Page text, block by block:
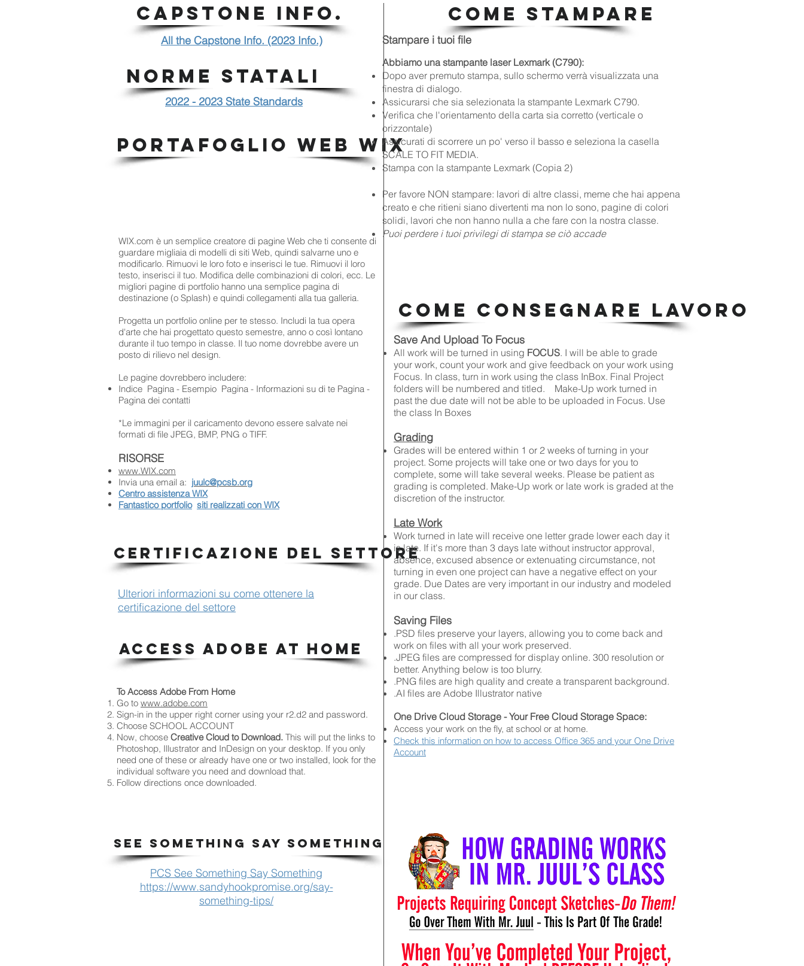
CAPSTONE INFO.
All the Capstone Info. (2023 Info.)
NORME STATALI
2022 - 2023 State Standards
PORTAFOGLIO WEB WIX
WIX.com è un semplice creatore di pagine Web che ti consente di
guardare migliaia di modelli di siti Web, quindi salvarne uno e
modificarlo. Rimuovi le loro foto e inserisci le tue. Rimuovi il loro
testo, inserisci il tuo. Modifica delle combinazioni di colori, ecc. Le
migliori pagine di portfolio hanno una semplice pagina di
destinazione (o Splash) e quindi collegamenti alla tua galleria.
Progetta un portfolio online per te stesso. Includi la tua opera
d'arte che hai progettato questo semestre, anno o così lontano
durante il tuo tempo in classe. Il tuo nome dovrebbe avere un
posto di rilievo nel design.
Le pagine dovrebbero includere:
Indice Pagina - Esempio Pagina - Informazioni su di te Pagina -
Pagina dei contatti
*Le immagini per il caricamento devono essere salvate nei
formati di file JPEG, BMP, PNG o TIFF.
RISORSE
www.WIX.com
Invia una email a: juulc@pcsb.org
Centro assistenza WIX
Fantastico portfolio siti realizzati con WIX
CERTIFICAZIONE DEL SETTORE
Ulteriori informazioni su come ottenere la
certificazione del settore
ACCESS ADOBE AT HOME
To Access Adobe From Home
Go to www.adobe.com
Sign-in in the upper right corner using your r2.d2 and password.
Choose SCHOOL ACCOUNT
Now, choose Creative Cloud to Download. This will put the links to
Photoshop, Illustrator and InDesign on your desktop. If you only
need one of these or already have one or two installed, look for the
individual software you need and download that.
Follow directions once downloaded.
SEE SOMETHING SAY SOMETHING
PCS See Something Say Something
https://www.sandyhookpromise.org/say-
something-tips/
COME STAMPARE
Stampare i tuoi file
Abbiamo una stampante laser Lexmark (C790):
Dopo aver premuto stampa, sullo schermo verrà visualizzata una
finestra di dialogo.
Assicurarsi che sia selezionata la stampante Lexmark C790.
Verifica che l'orientamento della carta sia corretto (verticale o
orizzontale)
Assicurati di scorrere un po' verso il basso e seleziona la casella
SCALE TO FIT MEDIA.
Stampa con la stampante Lexmark (Copia 2)
Per favore NON stampare: lavori di altre classi, meme che hai appena
creato e che ritieni siano divertenti ma non lo sono, pagine di colori
solidi, lavori che non hanno nulla a che fare con la nostra classe.
Puoi perdere i tuoi privilegi di stampa se ciò accade
COME CONSEGNARE LAVORO
Save And Upload To Focus
All work will be turned in using FOCUS. I will be able to grade
your work, count your work and give feedback on your work using
Focus. In class, turn in work using the class InBox. Final Project
folders will be numbered and titled. Make-Up work turned in
past the due date will not be able to be uploaded in Focus. Use
the class In Boxes
Grading
Grades will be entered within 1 or 2 weeks of turning in your
project. Some projects will take one or two days for you to
complete, some will take several weeks. Please be patient as
grading is completed. Make-Up work or late work is graded at the
discretion of the instructor.
Late Work
Work turned in late will receive one letter grade lower each day it
is late. If it's more than 3 days late without instructor approval,
absence, excused absence or extenuating circumstance, not
turning in even one project can have a negative effect on your
grade. Due Dates are very important in our industry and modeled
in our class.
Saving Files
.PSD files preserve your layers, allowing you to come back and
work on files with all your work preserved.
.JPEG files are compressed for display online. 300 resolution or
better. Anything below is too blurry.
.PNG files are high quality and create a transparent background.
.AI files are Adobe Illustrator native
One Drive Cloud Storage - Your Free Cloud Storage Space:
Access your work on the fly, at school or at home.
Check this information on how to access Office 365 and your One Drive
Account